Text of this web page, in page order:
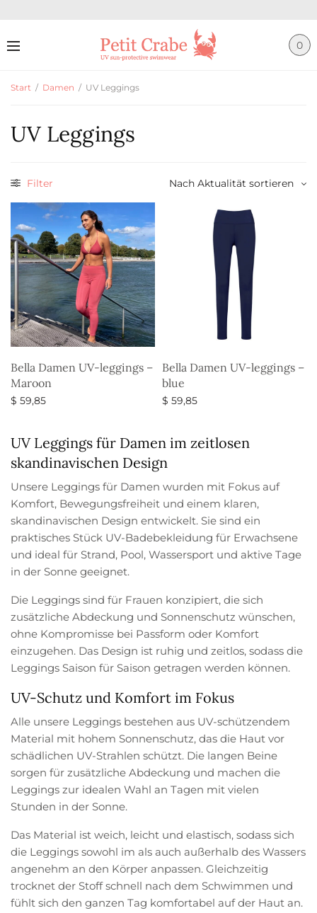
0
Start / Damen / UV Leggings
UV Leggings
Filter
Bella Damen UV-leggings –
Maroon
$ 59,85
Bella Damen UV-leggings –
blue
$ 59,85
UV Leggings für Damen im zeitlosen
skandinavischen Design
Unsere Leggings für Damen wurden mit Fokus auf
Komfort, Bewegungsfreiheit und einem klaren,
skandinavischen Design entwickelt. Sie sind ein
praktisches Stück UV-Badebekleidung für Erwachsene
und ideal für Strand, Pool, Wassersport und aktive Tage
in der Sonne geeignet.
Die Leggings sind für Frauen konzipiert, die sich
zusätzliche Abdeckung und Sonnenschutz wünschen,
ohne Kompromisse bei Passform oder Komfort
einzugehen. Das Design ist ruhig und zeitlos, sodass die
Leggings Saison für Saison getragen werden können.
UV-Schutz und Komfort im Fokus
Alle unsere Leggings bestehen aus UV-schützendem
Material mit hohem Sonnenschutz, das die Haut vor
schädlichen UV-Strahlen schützt. Die langen Beine
sorgen für zusätzliche Abdeckung und machen die
Leggings zur idealen Wahl an Tagen mit vielen
Stunden in der Sonne.
Das Material ist weich, leicht und elastisch, sodass sich
die Leggings sowohl im als auch außerhalb des Wassers
angenehm an den Körper anpassen. Gleichzeitig
trocknet der Stoff schnell nach dem Schwimmen und
fühlt sich den ganzen Tag komfortabel auf der Haut an.